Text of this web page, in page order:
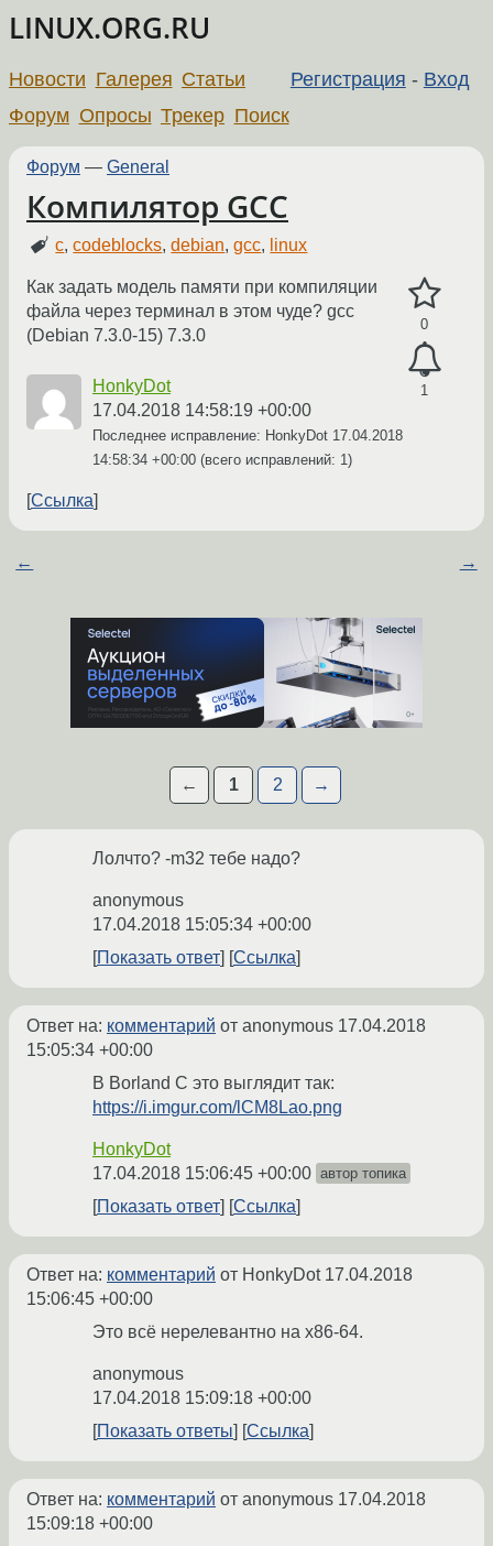
LINUX.ORG.RU
Регистрация - Вход
Новости Галерея Статьи
Форум Опросы Трекер Поиск
Форум — General
Компилятор GCC
c,codeblocks,debian,gcc, linux
0
1
Как задать модель памяти при компиляции
файла через терминал в этом чуде? gcc
(Debian 7.3.0-15) 7.3.0
HonkyDot
17.04.2018 14:58:19 +00:00
Последнее исправление: HonkyDot 17.04.2018
14:58:34 +00:00 (всего исправлений: 1)
Ссылка
← →
← 1 2 →
Лолчто? -m32 тебе надо?
anonymous
17.04.2018 15:05:34 +00:00
Показать ответ
Ссылка
Ответ на: комментарий от anonymous 17.04.2018
15:05:34 +00:00
В Borland C это выглядит так:
https://i.imgur.com/lCM8Lao.png
HonkyDot
17.04.2018 15:06:45 +00:00 автор топика
Показать ответ Ссылка
Ответ на: комментарий от HonkyDot 17.04.2018
15:06:45 +00:00
Это всё нерелевантно на x86-64.
anonymous
17.04.2018 15:09:18 +00:00
Показать ответы
Ссылка
Ответ на: комментарий от anonymous 17.04.2018
15:09:18 +00:00